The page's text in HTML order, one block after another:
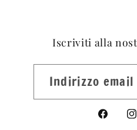
Iscriviti alla
Indirizzo email
Facebook